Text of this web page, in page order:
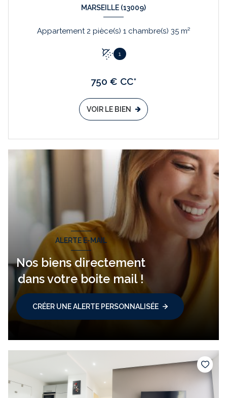
MARSEILLE (13009)
Appartement 2 pièce(s) 1 chambre(s) 35 m²
1
750 € CC*
VOIR LE BIEN
ALERTE E-MAIL
Nos biens directement
dans votre boite mail !
CRÉER UNE ALERTE PERSONNALISÉE